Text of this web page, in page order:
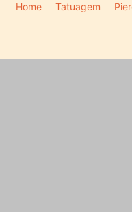
Home Tatuagem